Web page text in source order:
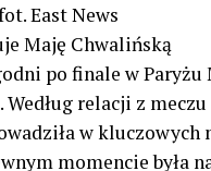
East News
Maję Chwalińską
po finale w
relacji z
w
momencie była